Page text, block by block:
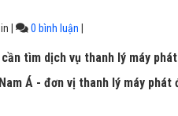
0 bình luận
tìm dịch vụ thanh lý máy
Á - đơn vị thanh lý máy